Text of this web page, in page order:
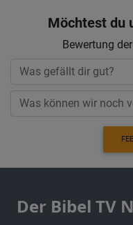
Möchtest du
Bewertung
Der Bibel TV